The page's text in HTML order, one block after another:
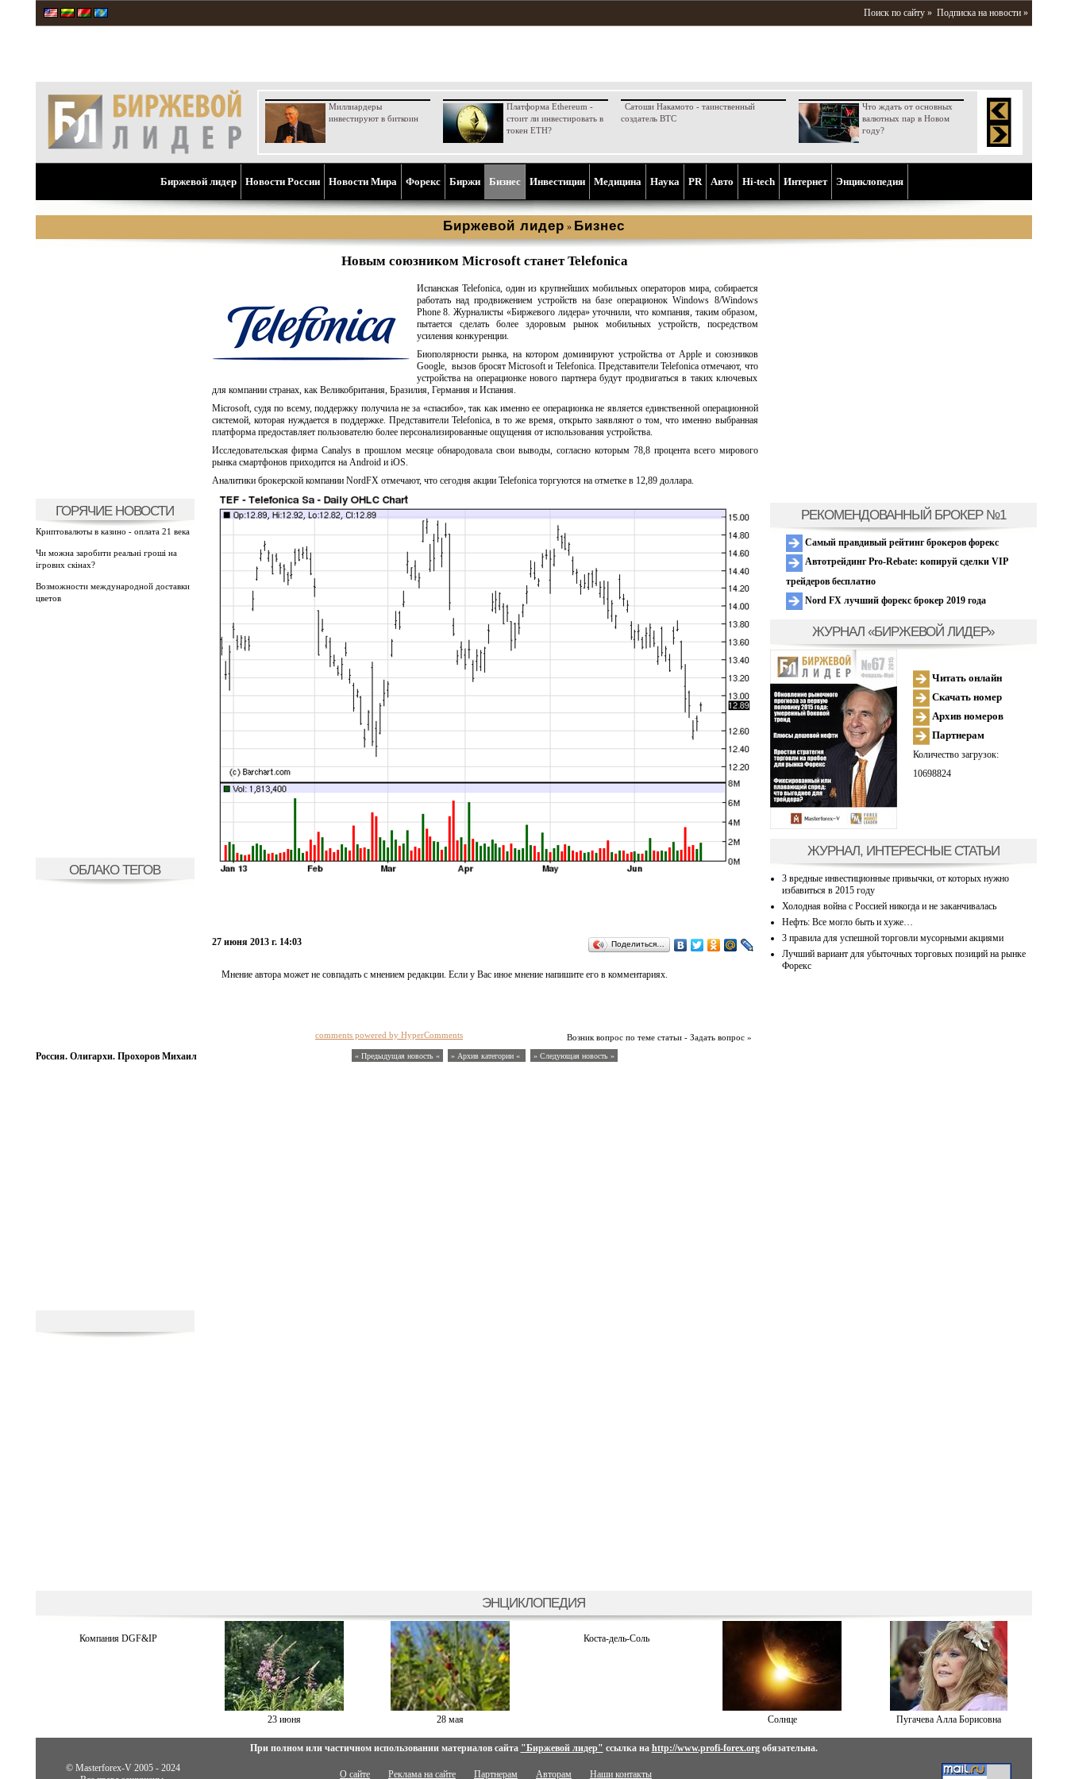
Поиск по сайту » Подписка на новости »
Миллиардеры
инвестируют в биткоин
Платформа Ethereum -
стоит ли инвестировать в
токен ETH?
Сатоши Накамото - таинственный
создатель BTC
Что ждать от основных
валютных пар в Новом
году?
Биржевой лидер Новости России Новости Мира Форекс Биржи Бизнес Инвестиции Медицина Наука PR Aвто Hi-tech Интернет Энциклопедия
Биржевой лидер » Бизнес
ГОРЯЧИЕ НОВОСТИ
Криптовалюты в казино - оплата 21 века
Чи можна заробити реальні гроші на
ігрових скінах?
Возможности международной доставки
цветов
ОБЛАКО ТЕГОВ
Россия. Олигархи. Прохоров Михаил
Новым союзником Microsoft станет Telefonica
Испанская Telefonica, один из крупнейших мобильных операторов мира, собирается
работать над продвижением устройств на базе операционок Windows 8/Windows
Phone 8. Журналисты «Биржевого лидера» уточнили, что компания, таким образом,
пытается сделать более здоровым рынок мобильных устройств, посредством
усиления конкуренции.
Биополярности рынка, на котором доминируют устройства от Apple и союзников
Google, вызов бросят Microsoft и Telefonica. Представители Telefonica отмечают, что
устройства на операционке нового партнера будут продвигаться в таких ключевых
для компании странах, как Великобритания, Бразилия, Германия и Испания.
Microsoft, судя по всему, поддержку получила не за «спасибо», так как именно ее операционка не является единственной операционной
системой, которая нуждается в поддержке. Представители Telefonica, в то же время, открыто заявляют о том, что именно выбранная
платформа предоставляет пользователю более персонализированные ощущения от использования устройства.
Исследовательская фирма Canalys в прошлом месяце обнародовала свои выводы, согласно которым 78,8 процента всего мирового
рынка смартфонов приходится на Android и iOS.
Аналитики брокерской компании NordFX отмечают, что сегодня акции Telefonica торгуются на отметке в 12,89 доллара.
27 июня 2013 г. 14:03 Поделиться…
Мнение автора может не совпадать с мнением редакции. Если у Вас иное мнение напишите его в комментариях.
Возник вопрос по теме статьи - Задать вопрос »
comments powered by HyperComments
« Предыдущая новость « » Архив категории « » Следующая новость »
РЕКОМЕНДОВАННЫЙ БРОКЕР №1
Самый правдивый рейтинг брокеров форекс
Автотрейдинг Pro-Rebate: копируй сделки VIP
трейдеров бесплатно
Nord FX лучший форекс брокер 2019 года
ЖУРНАЛ «БИРЖЕВОЙ ЛИДЕР»
Читать онлайн
Скачать номер
Архив номеров
Партнерам
Количество загрузок:
10698824
ЖУРНАЛ, ИНТЕРЕСНЫЕ СТАТЬИ
3 вредные инвестиционные привычки, от которых нужно
избавиться в 2015 году
Холодная война с Россией никогда и не заканчивалась
Нефть: Все могло быть и хуже…
3 правила для успешной торговли мусорными акциями
Лучший вариант для убыточных торговых позиций на рынке
Форекс
ЭНЦИКЛОПЕДИЯ
Компания DGF&IP
23 июня 28 мая
Коста-дель-Соль
Солнце Пугачева Алла Борисовна
При полном или частичном использовании материалов сайта "Биржевой лидер" ссылка на http://www.profi-forex.orgобязательна.
© Masterforex-V 2005 - 2024
О сайте Реклама на сайте Партнерам Авторам Наши контакты